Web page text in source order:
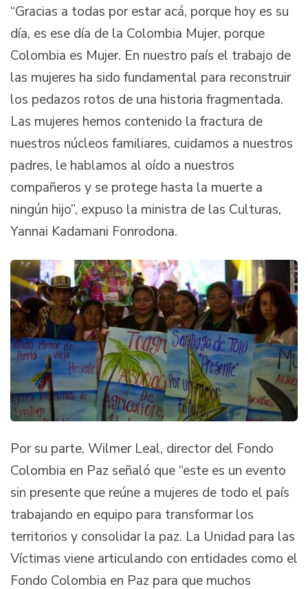
“Gracias a todas por estar acá, porque hoy es su
día, es ese día de la Colombia Mujer, porque
Colombia es Mujer. En nuestro país el trabajo de
las mujeres ha sido fundamental para reconstruir
los pedazos rotos de una historia fragmentada.
Las mujeres hemos contenido la fractura de
nuestros núcleos familiares, cuidamos a nuestros
padres, le hablamos al oído a nuestros
compañeros y se protege hasta la muerte a
ningún hijo”, expuso la ministra de las Culturas,
Yannai Kadamani Fonrodona.
Por su parte, Wilmer Leal, director del Fondo
Colombia en Paz señaló que “este es un evento
sin presente que reúne a mujeres de todo el país
trabajando en equipo para transformar los
territorios y consolidar la paz. La Unidad para las
Víctimas viene articulando con entidades como el
Fondo Colombia en Paz para que muchos